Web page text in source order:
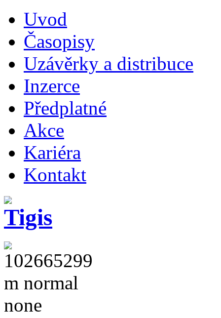
Uvod
Časopisy
Uzávěrky a distribuce
Inzerce
Předplatné
Akce
Kariéra
Kontakt